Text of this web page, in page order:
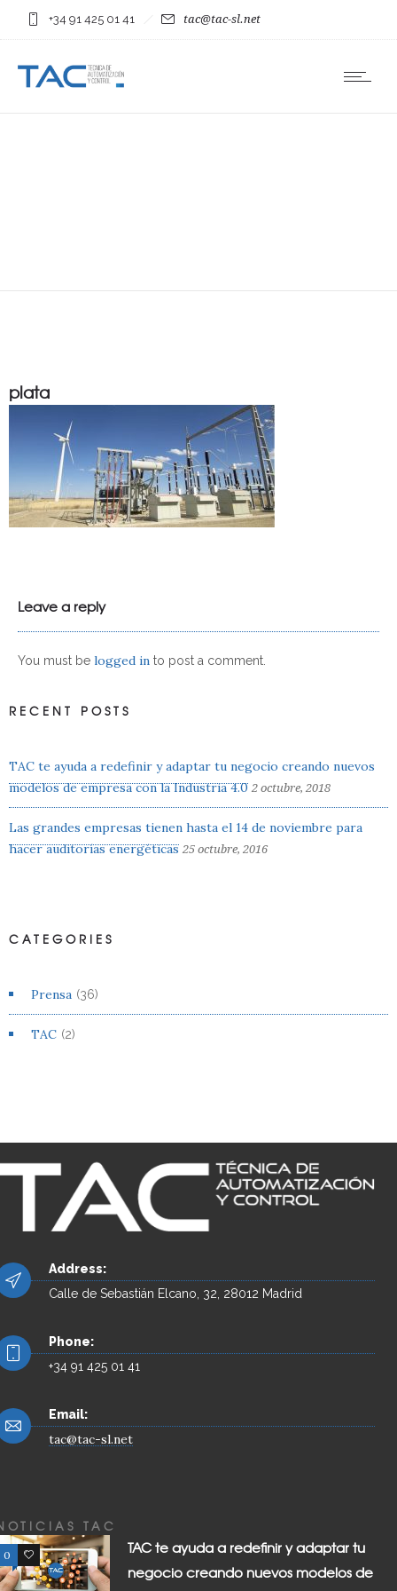
+34 91 425 01 41 tac@tac-sl.net
plata
Leave a reply
You must be logged in to post a comment.
RECENT POSTS
TAC te ayuda a redefinir y adaptar tu negocio creando nuevos
modelos de empresa con la Industria 4.0 2 octubre, 2018
Las grandes empresas tienen hasta el 14 de noviembre para
hacer auditorías energéticas 25 octubre, 2016
CATEGORIES
Prensa (36)
TAC (2)
Address:
Calle de Sebastián Elcano, 32, 28012 Madrid
Phone:
+34 91 425 01 41
Email:
tac@tac-sl.net
TAC
0 0
TAC te ayuda a redefinir y adaptar tu
negocio creando nuevos modelos de